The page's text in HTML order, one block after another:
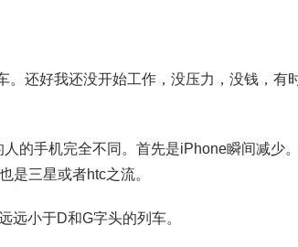
。还好我还没开始工作，没压力，没钱，有
的手机完全不同。首先是iPhone瞬间减少
是三星或者htc之流。
远小于D和G字头的列车。